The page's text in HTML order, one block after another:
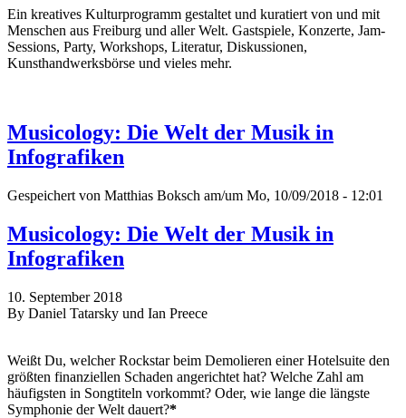
Ein kreatives Kulturprogramm gestaltet und kuratiert von und mit
Menschen aus Freiburg und aller Welt. Gastspiele, Konzerte, Jam-
Sessions, Party, Workshops, Literatur, Diskussionen,
Kunsthandwerksbörse und vieles mehr.
Musicology: Die Welt der Musik in
Infografiken
Gespeichert von Matthias Boksch am/um Mo, 10/09/2018 - 12:01
Musicology: Die Welt der Musik in
Infografiken
10. September 2018
By Daniel Tatarsky und Ian Preece
Weißt Du, welcher Rockstar beim Demolieren einer Hotelsuite den
größten finanziellen Schaden angerichtet hat? Welche Zahl am
häufigsten in Songtiteln vorkommt? Oder, wie lange die längste
Symphonie der Welt dauert?*